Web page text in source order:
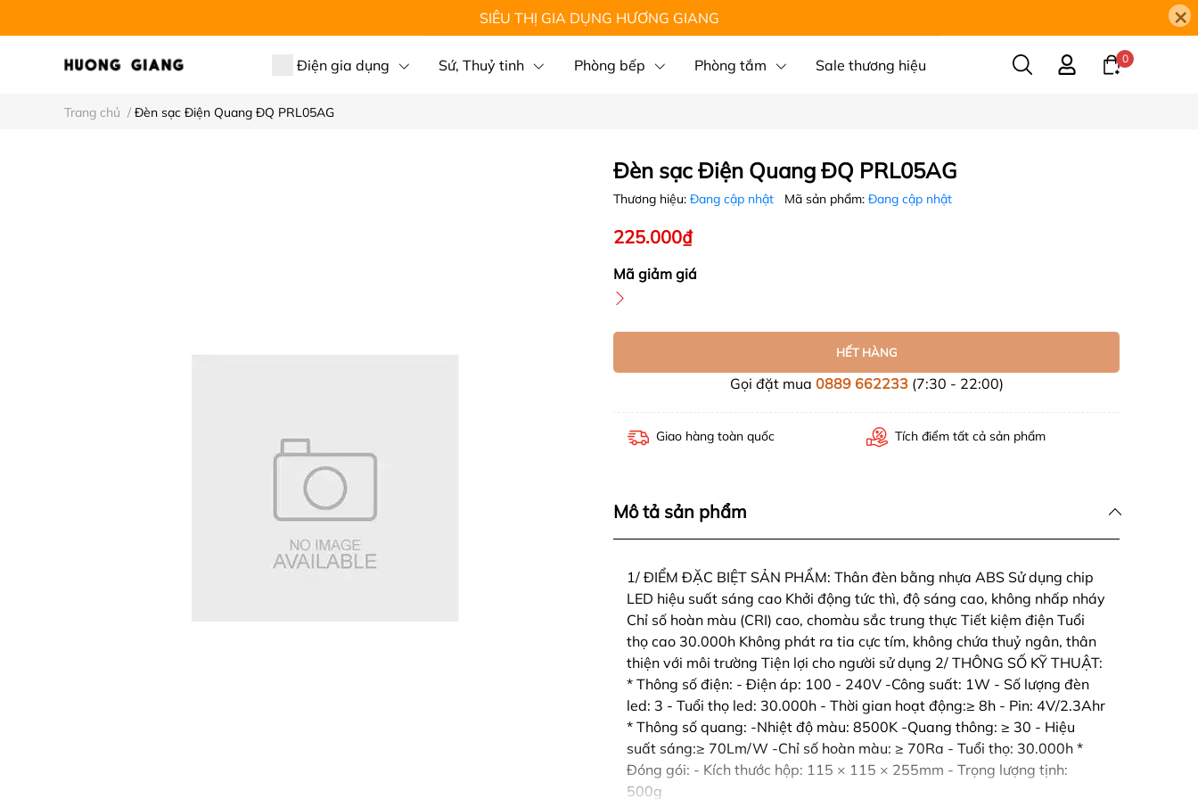
SIÊU THỊ GIA DỤNG HƯƠNG GIANG ×
Điện gia dụng Sứ, Thuỷ tinh Phòng bếp Phòng tắm Sale thương hiệu 0
Trang chủ / Đèn sạc Điện Quang ĐQ PRL05AG
Đèn sạc Điện Quang ĐQ PRL05AG
Thương hiệu: Đang cập nhật Mã sản phẩm: Đang cập nhật
225.000₫
Mã giảm giá
HẾT HÀNG
Gọi đặt mua 0889 662233(7:30 - 22:00)
Giao hàng toàn quốc Tích điểm tất cả sản phẩm
Mô tả sản phẩm
1/ ĐIỂM ĐẶC BIỆT SẢN PHẨM: Thân đèn bằng nhựa ABS Sử dụng chip
LED hiệu suất sáng cao Khởi động tức thì, độ sáng cao, không nhấp nháy
Chỉ số hoàn màu (CRI) cao, chomàu sắc trung thực Tiết kiệm điện Tuổi
thọ cao 30.000h Không phát ra tia cực tím, không chứa thuỷ ngân, thân
thiện với môi trường Tiện lợi cho người sử dụng 2/ THÔNG SỐ KỸ THUẬT:
* Thông số điện: - Điện áp: 100 - 240V -Công suất: 1W - Số lượng đèn
led: 3 - Tuổi thọ led: 30.000h - Thời gian hoạt động:≥ 8h - Pin: 4V/2.3Ahr
* Thông số quang: -Nhiệt độ màu: 8500K -Quang thông: ≥ 30 - Hiệu
suất sáng:≥ 70Lm/W -Chỉ số hoàn màu: ≥ 70Ra - Tuổi thọ: 30.000h *
Đóng gói: - Kích thước hộp: 115 × 115 × 255mm - Trọng lượng tịnh:
500g